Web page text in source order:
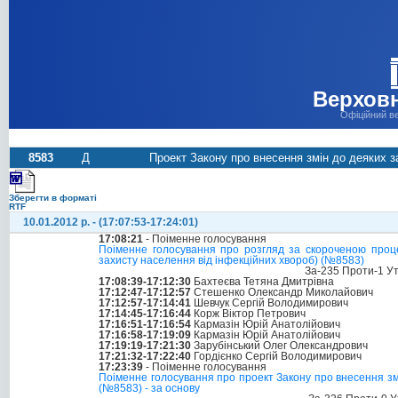
Офіційний
8583 Д Проект Закону про внесення змін до деяких
Зберегти в форматі
RTF
10.01.2012 р. - (17:07:53-17:24:01)
17:08:21 - Поіменне голосування
Поіменне голосування про розгляд за скороченою
захисту населення від інфекційних хвороб) (№8583)
За-235 Проти-1
17:08:39-17:12:30 Бахтеєва Тетяна Дмитрівна
17:12:47-17:12:57 Стешенко Олександр Миколайович
17:12:57-17:14:41 Шевчук Сергій Володимирович
17:14:45-17:16:44 Корж Віктор Петрович
17:16:51-17:16:54 Кармазін Юрій Анатолійович
17:16:58-17:19:09 Кармазін Юрій Анатолійович
17:19:19-17:21:30 Зарубінський Олег Олександрович
17:21:32-17:22:40 Гордієнко Сергій Володимирович
17:23:39 - Поіменне голосування
Поіменне голосування про проект Закону про внесення
(№8583) - за основу